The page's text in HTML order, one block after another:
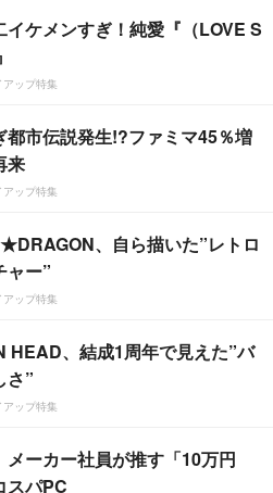
イケメンすぎ！純愛『（LOVE S
ップ特集
都市伝説発生!?ファミマ45％増
来
ップ特集
、自ら描いた”レトロ
ャー”
ップ特集
HEAD、結成1周年で見えた”バ
さ”
ップ特集
メーカー社員が推す「10万円
スパPC